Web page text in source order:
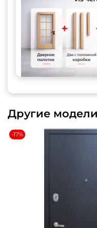
Другие модели
-17%